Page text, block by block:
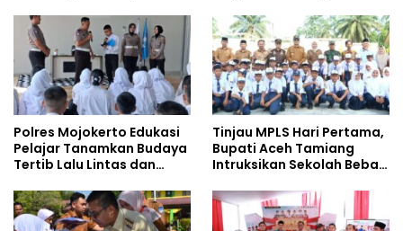
Doktoral Internasional
kepada Pelajar MPLS
Polres Mojokerto Edukasi
Pelajar Tanamkan Budaya
Tertib Lalu Lintas dan
Tinjau MPLS Hari Pertama,
Bupati Aceh Tamiang
Intruksikan Sekolah Bebas